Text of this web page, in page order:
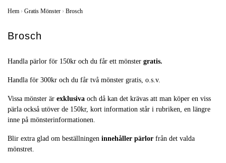
Hem › Gratis Mönster › Brosch
Brosch
Handla pärlor för 150kr och du får ett mönster gratis.
Handla för 300kr och du får två mönster gratis, o.s.v.
Vissa mönster är exklusiva och då kan det krävas att man köper en viss
pärla också utöver de 150kr, kort information står i rubriken, en längre
inne på mönsterinformationen.
Blir extra glad om beställningen innehåller pärlor från det valda
mönstret.